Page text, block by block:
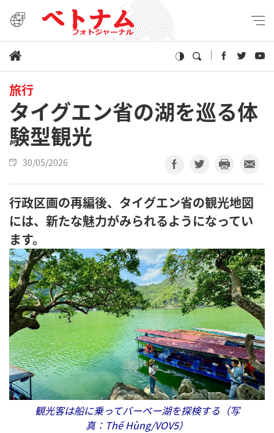
旅行
タイグエン省の湖を巡る体
験型観光
30/05/2026
行政区画の再編後、タイグエン省の観光地図
には、新たな魅力がみられるようになってい
ます。
観光客は船に乗ってバーベー湖を探検する（写
真：Thế Hùng/VOV5）